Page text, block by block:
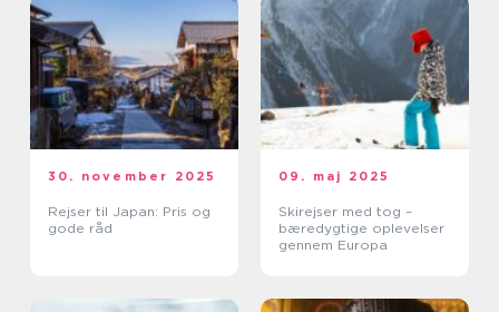
30. november 2025
Rejser til Japan: Pris og
gode råd
09. maj 2025
Skirejser med tog –
bæredygtige oplevelser
gennem Europa